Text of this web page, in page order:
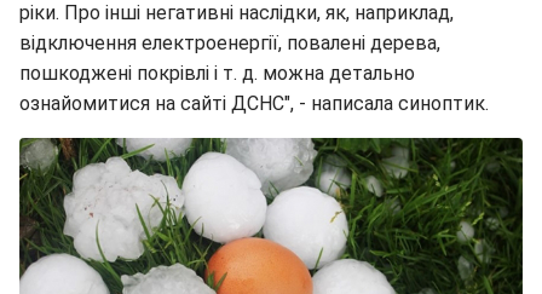
ріки. Про інші негативні наслідки, як, наприклад,
відключення електроенергії, повалені дерева,
пошкоджені покрівлі і т. д. можна детально
ознайомитися на сайті ДСНС", - написала синоптик.